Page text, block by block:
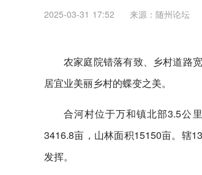
2025-03-31 17:52 来源：随州论坛
农家庭院错落有致、乡村道路
居宜业美丽乡村的蝶变之美。
合河村位于万和镇北部3.5公
3416.8亩，山林面积15150亩。辖
发挥。